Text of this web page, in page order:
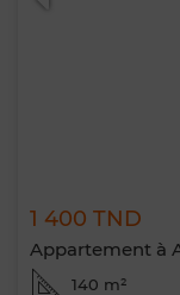
1 400 TND
Appartement à
140 m²